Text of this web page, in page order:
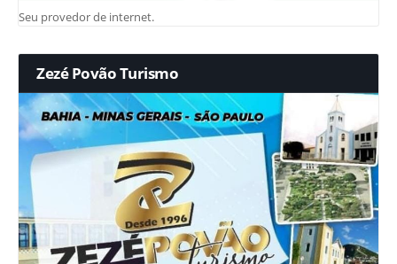
Seu provedor de internet.
Zezé Povão Turismo